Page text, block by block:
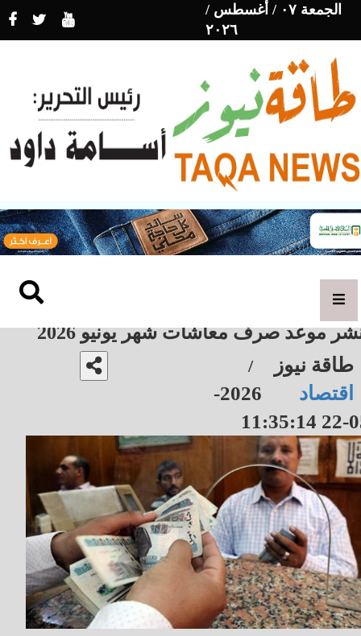
الجمعة ٠٧ / أغسطس /
٢٠٢٦
موعد صرف معاشات شهر يونيو 2026
طاقة نيوز /
اقتصاد
2026-
05-22